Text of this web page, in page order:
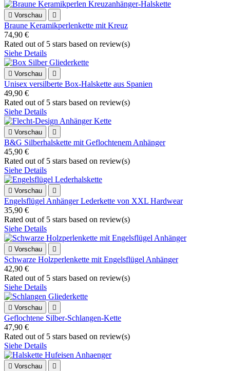
 Vorschau 
Braune Keramikperlenkette mit Kreuz
74,90 €
Rated out of 5 stars based on review(s)
Siehe Details
 Vorschau 
Unisex versilberte Box-Halskette aus Spanien
49,90 €
Rated out of 5 stars based on review(s)
Siehe Details
 Vorschau 
B&G Silberhalskette mit Geflochtenem Anhänger
45,90 €
Rated out of 5 stars based on review(s)
Siehe Details
 Vorschau 
Engelsflügel Anhänger Lederkette von XXL Hardwear
35,90 €
Rated out of 5 stars based on review(s)
Siehe Details
 Vorschau 
Schwarze Holzperlenkette mit Engelsflügel Anhänger
42,90 €
Rated out of 5 stars based on review(s)
Siehe Details
 Vorschau 
Geflochtene Silber-Schlangen-Kette
47,90 €
Rated out of 5 stars based on review(s)
Siehe Details
 Vorschau 